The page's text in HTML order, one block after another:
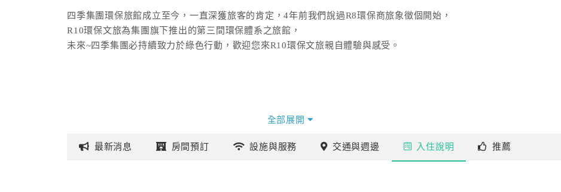
四季集團環保旅館成立至今，一直深獲旅客的肯定，4年前我們說過R8環保商旅象徵個開始，
R10環保文旅為集團旗下推出的第三間環保體系之旅館，
未來~四季集團必持續致力於綠色行動，歡迎您來R10環保文旅親自體驗與感受。
全部展開
最新消息 房間預訂 設施與服務 交通與週邊 入住說明 推薦